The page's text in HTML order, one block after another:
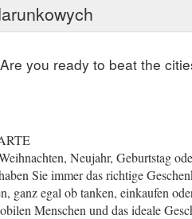
you ready to beat the
Neujahr, Geburtstag
Sie immer das richtige
ganz egal ob tanken, einkaufen
Menschen und das ideale